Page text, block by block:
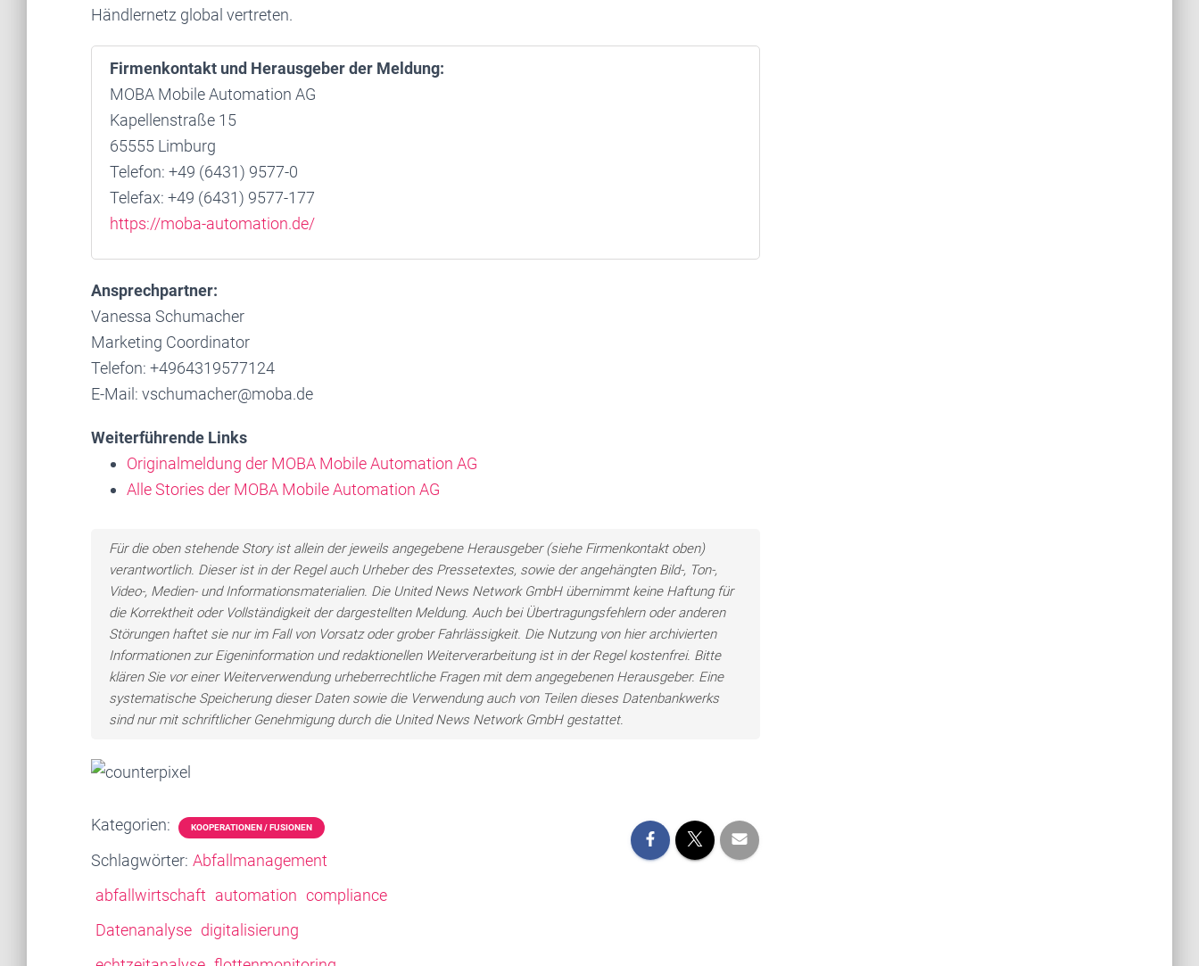
Händlernetz global vertreten.
Firmenkontakt und Herausgeber der Meldung:
MOBA Mobile Automation AG
Kapellenstraße 15
65555 Limburg
Telefon: +49 (6431) 9577-0
Telefax: +49 (6431) 9577-177
https://moba-automation.de/
Ansprechpartner:
Vanessa Schumacher
Marketing Coordinator
Telefon: +4964319577124
E-Mail: vschumacher@moba.de
Weiterführende Links
Originalmeldung der MOBA Mobile Automation AG
Alle Stories der MOBA Mobile Automation AG
Für die oben stehende Story ist allein der jeweils angegebene Herausgeber (siehe Firmenkontakt oben)
verantwortlich. Dieser ist in der Regel auch Urheber des Pressetextes, sowie der angehängten Bild-, Ton-,
Video-, Medien- und Informationsmaterialien. Die United News Network GmbH übernimmt keine Haftung für
die Korrektheit oder Vollständigkeit der dargestellten Meldung. Auch bei Übertragungsfehlern oder anderen
Störungen haftet sie nur im Fall von Vorsatz oder grober Fahrlässigkeit. Die Nutzung von hier archivierten
Informationen zur Eigeninformation und redaktionellen Weiterverarbeitung ist in der Regel kostenfrei. Bitte
klären Sie vor einer Weiterverwendung urheberrechtliche Fragen mit dem angegebenen Herausgeber. Eine
systematische Speicherung dieser Daten sowie die Verwendung auch von Teilen dieses Datenbankwerks
sind nur mit schriftlicher Genehmigung durch die United News Network GmbH gestattet.
Kategorien: KOOPERATIONEN / FUSIONEN
Schlagwörter: Abfallmanagement
abfallwirtschaft automation compliance
Datenanalyse digitalisierung